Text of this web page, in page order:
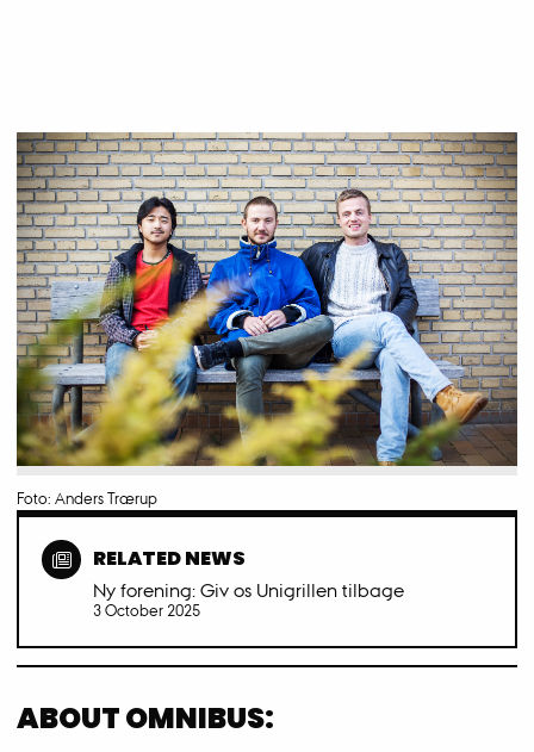
Foto: Anders Trærup
RELATED NEWS
Ny forening: Giv os Unigrillen tilbage
3 October 2025
ABOUT OMNIBUS: